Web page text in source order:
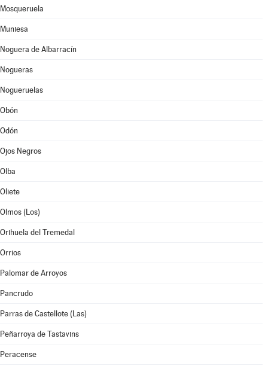
Mosqueruela
Muniesa
Noguera de Albarracín
Nogueras
Nogueruelas
Obón
Odón
Ojos Negros
Olba
Oliete
Olmos (Los)
Orihuela del Tremedal
Orrios
Palomar de Arroyos
Pancrudo
Parras de Castellote (Las)
Peñarroya de Tastavins
Peracense